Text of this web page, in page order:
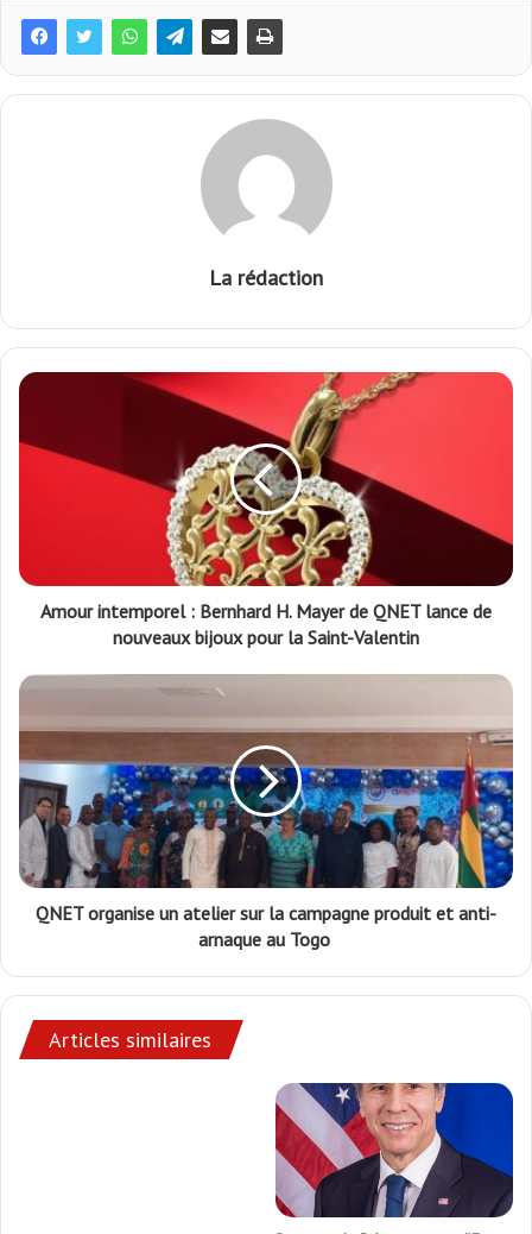
La rédaction
Amour intemporel : Bernhard H. Mayer de QNET lance de
nouveaux bijoux pour la Saint-Valentin
QNET organise un atelier sur la campagne produit et anti-
arnaque au Togo
Articles similaires